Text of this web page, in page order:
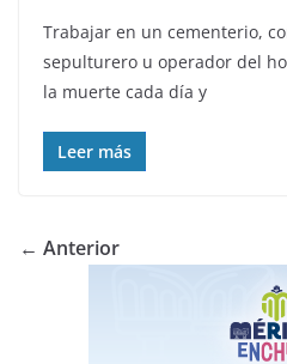
Trabajar en un cementerio,
sepulturero u operador del
la muerte cada día y
Leer más
← Anterior